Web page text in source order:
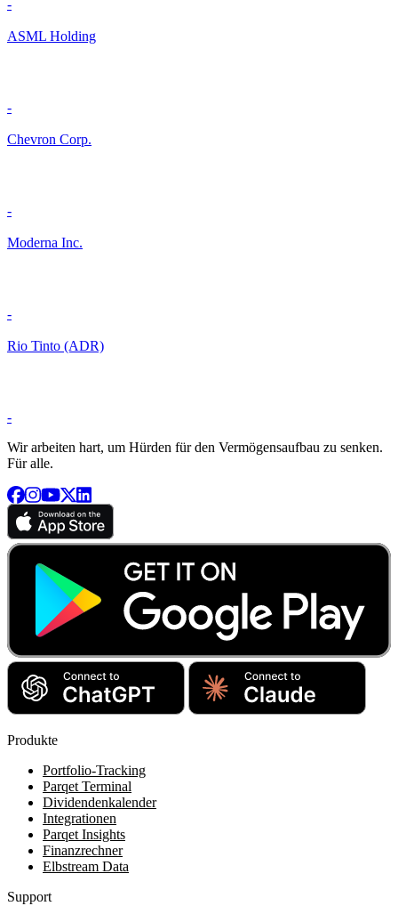
-
ASML Holding
-
Chevron Corp.
-
Moderna Inc.
-
Rio Tinto (ADR)
-
Wir arbeiten hart, um Hürden für den Vermögensaufbau zu senken.
Für alle.
Produkte
Portfolio-Tracking
Parqet Terminal
Dividendenkalender
Integrationen
Parqet Insights
Finanzrechner
Elbstream Data
Support